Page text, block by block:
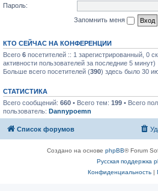
Пароль:
Запомнить меня
КТО СЕЙЧАС НА КОНФЕРЕНЦИИ
Всего 6 посетителей :: 1 зарегистрированный, 0
активности пользователей за последние 5 минут)
Больше всего посетителей (390) здесь было 30
СТАТИСТИКА
Всего сообщений: 660 • Всего тем: 199 • Всего
пользователь: Dannypoemn
Список форумов
Создано на основе phpBB® Forum
Русская поддержка
Конфиденциальность|